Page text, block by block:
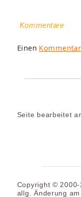
Kommentare
Einen Kommentar
Seite bearbeitet
Copyright ©
allg. Änderung